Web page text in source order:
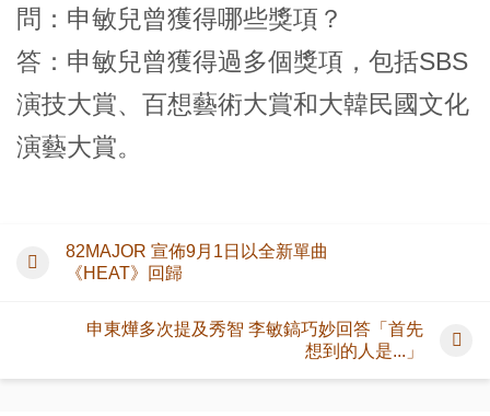
問：申敏兒曾獲得哪些獎項？
答：申敏兒曾獲得過多個獎項，包括SBS
演技大賞、百想藝術大賞和大韓民國文化
演藝大賞。
82MAJOR 宣佈9月1日以全新單曲
《HEAT》回歸
申東燁多次提及秀智 李敏鎬巧妙回答「首先
想到的人是...」